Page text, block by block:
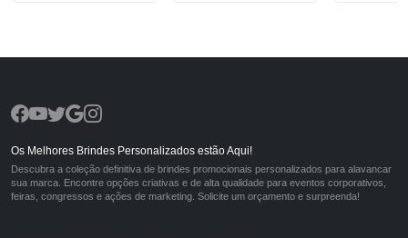
Os Melhores Brindes Personalizados estão Aqui!
Descubra a coleção definitiva de brindes promocionais personalizados para alavancar
sua marca. Encontre opções criativas e de alta qualidade para eventos corporativos,
feiras, congressos e ações de marketing. Solicite um orçamento e surpreenda!